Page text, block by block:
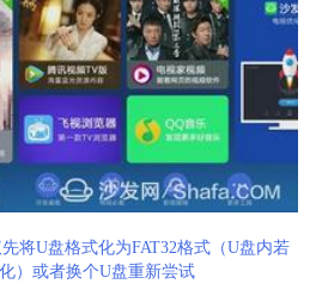
将U盘格式化为FAT32格式（U盘内若
）或者换个U盘重新尝试